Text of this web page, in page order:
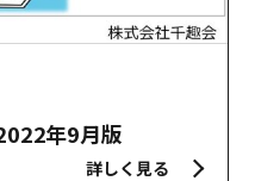
年9月版
詳しく見る